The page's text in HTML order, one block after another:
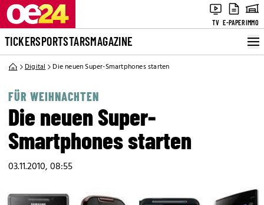
TV E-PAPERIMMO
TICKERSPORTSTARSMAGAZINE
Digital Die neuen Super-Smartphones starten
FÜR WEIHNACHTEN
Die neuen Super-
Smartphones starten
03.11.2010, 08:55